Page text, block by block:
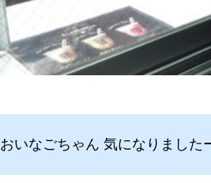
おいなごちゃん 気になりました